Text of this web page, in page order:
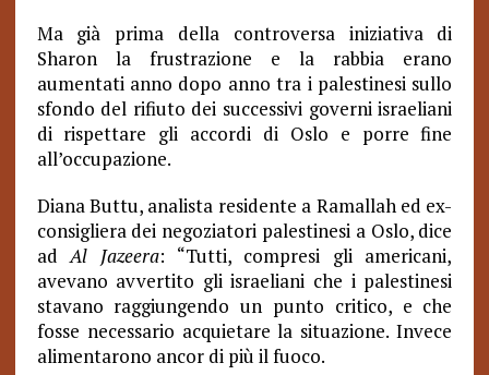
Ma già prima della controversa iniziativa di
Sharon la frustrazione e la rabbia erano
aumentati anno dopo anno tra i palestinesi sullo
sfondo del rifiuto dei successivi governi israeliani
di rispettare gli accordi di Oslo e porre fine
all’occupazione.
Diana Buttu, analista residente a Ramallah ed ex-
consigliera dei negoziatori palestinesi a Oslo, dice
adAl Jazeera: “Tutti, compresi gli americani,
avevano avvertito gli israeliani che i palestinesi
stavano raggiungendo un punto critico, e che
fosse necessario acquietare la situazione.Invece
alimentarono ancor di più il fuoco.